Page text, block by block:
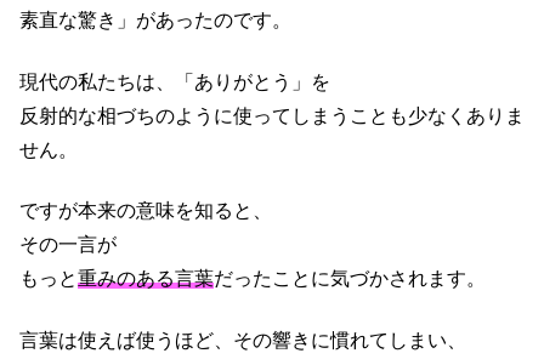
素直な驚き」があったのです。
現代の私たちは、「ありがとう」を
反射的な相づちのように使ってしまうことも少なくありま
せん。
ですが本来の意味を知ると、
その一言が
もっと重みのある言葉だったことに気づかされます。
言葉は使えば使うほど、その響きに慣れてしまい、